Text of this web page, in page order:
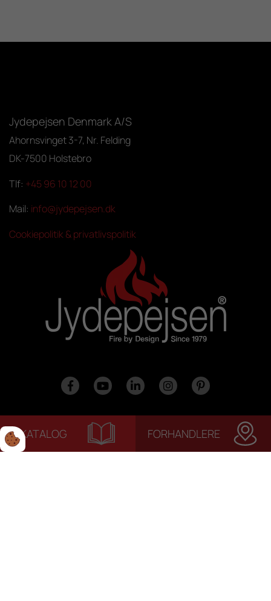
KATALOG FORHANDLERE
Jydepejsen Denmark A/S
Ahornsvinget 3-7, Nr. Felding
DK-7500 Holstebro
Tlf: +45 96 10 12 00
Mail: info@jydepejsen.dk
Cookiepolitik & privatlivspolitik